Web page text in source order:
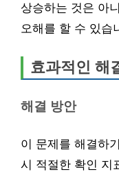
상승하는 것은 아
오해를 할 수 있습
효과적인 해
해결 방안
이 문제를 해결하
시 적절한 확인 지